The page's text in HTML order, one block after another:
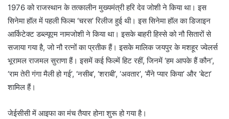
1976 को राजस्थान के तत्कालीन मुख्यमंत्री हरि देव जोशी ने किया था। इस
सिनेमा हॉल में पहली फिल्म ‘चरस’ रिलीज हुई थी। इस सिनेमा हॉल का डिजाइन
आर्किटेक्ट डब्ल्यूएम नामजोशी ने किया था। इसके बाहरी हिस्से को नौ सितारों से
सजाया गया है, जो नौ रत्नों का प्रतीक हैं। इसके मालिक जयपुर के मशहूर ज्वेलर्स
भूरामल राजमल सुराणा हैं। इसमें कई फिल्में हिट रहीं, जिनमें ‘हम आपके हैं कौन’,
‘राम तेरी गंगा मैली हो गई’, ‘नसीब’, ‘शराबी’, ‘अवतार’, ‘मैंने प्यार किया’ और ‘बेटा’
शामिल हैं।
जेईसीसी में आइफा का मंच तैयार होना शुरू हो गया है।